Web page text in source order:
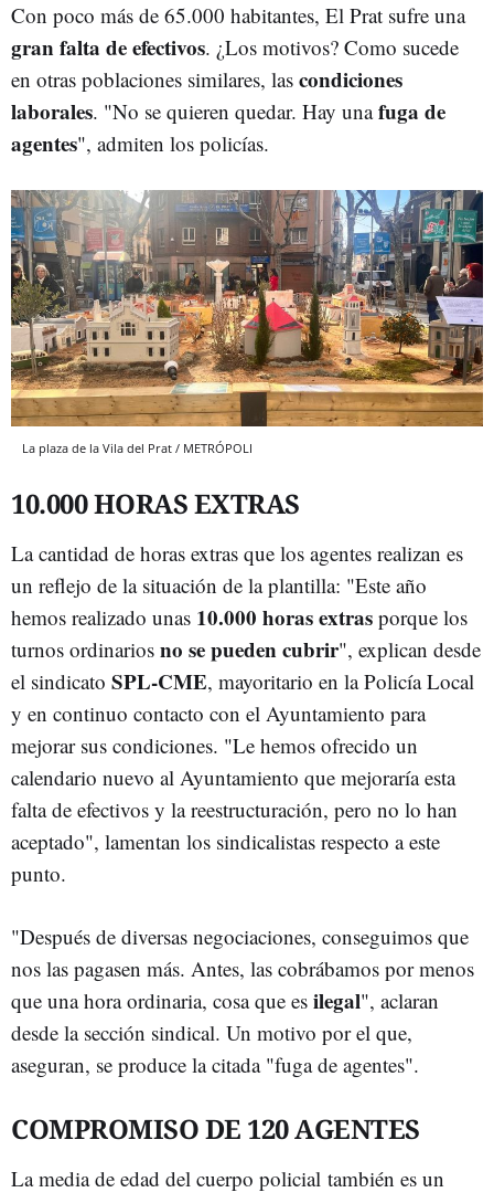
Con poco más de 65.000 habitantes, El Prat sufre una
gran falta de efectivos. ¿Los motivos? Como sucede
en otras poblaciones similares, las condiciones
laborales. "No se quieren quedar. Hay unafuga de
agentes", admiten los policías.
La plaza de la Vila del Prat / METRÓPOLI
10.000 HORAS EXTRAS
La cantidad de horas extras que los agentes realizan es
un reflejo de la situación de la plantilla: "Este año
hemos realizado unas 10.000 horas extras porque los
turnos ordinarios no se pueden cubrir", explican desde
el sindicato SPL-CME, mayoritario en la Policía Local
y en continuo contacto con el Ayuntamiento para
mejorar sus condiciones. "Le hemos ofrecido un
calendario nuevo al Ayuntamiento que mejoraría esta
falta de efectivos y la reestructuración, pero no lo han
aceptado", lamentan los sindicalistas respecto a este
punto.
"Después de diversas negociaciones, conseguimos que
nos las pagasen más. Antes, las cobrábamos por menos
que una hora ordinaria, cosa que es ilegal", aclaran
desde la sección sindical. Un motivo por el que,
aseguran, se produce la citada "fuga de agentes".
COMPROMISO DE 120 AGENTES
La media de edad del cuerpo policial también es un